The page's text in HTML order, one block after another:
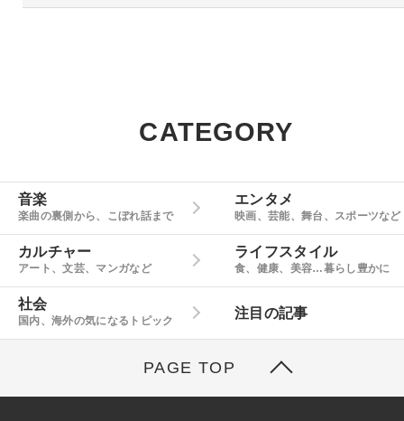
CATEGORY
音楽
楽曲の裏側から、こぼれ話まで
エンタメ
映画、芸能、舞台、スポーツなど
カルチャー
アート、文芸、マンガなど
ライフスタイル
食、健康、美容…暮らし豊かに
社会
国内、海外の気になるトピック
注目の記事
PAGE TOP